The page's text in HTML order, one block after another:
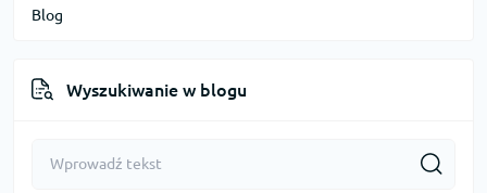
Blog
Wyszukiwanie w blogu